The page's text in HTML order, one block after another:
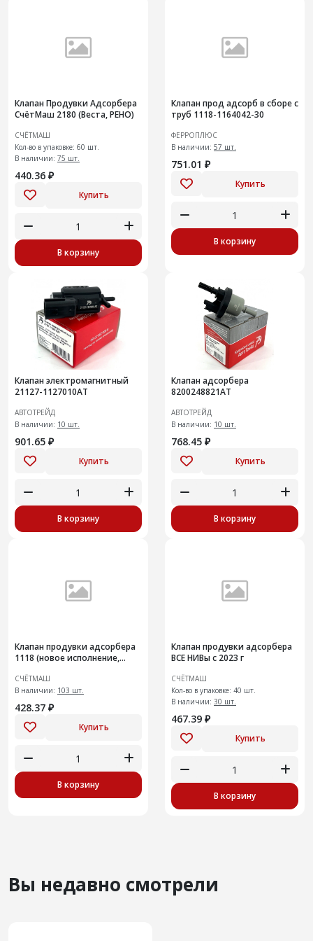
Клапан Продувки Адсорбера
СчётМаш 2180 (Веста, РЕНО)
СЧЁТМАШ
Кол-во в упаковке: 60 шт.
В наличии: 75 шт.
440.36 ₽
Купить
В корзину
Клапан прод адсорб в сборе с
труб 1118-1164042-30
ФЕРРОПЛЮС
В наличии: 57 шт.
751.01 ₽
Купить
В корзину
Клапан электромагнитный
21127-1127010АТ
АВТОТРЕЙД
В наличии: 10 шт.
901.65 ₽
Купить
В корзину
Клапан адсорбера
8200248821АТ
АВТОТРЕЙД
В наличии: 10 шт.
768.45 ₽
Купить
В корзину
Клапан продувки адсорбера
1118 (новое исполнение,
СЧЁТМАШ
В наличии: 103 шт.
428.37 ₽
Купить
В корзину
Клапан продувки адсорбера
ВСЕ НИВы с 2023 г
СЧЁТМАШ
Кол-во в упаковке: 40 шт.
В наличии: 30 шт.
467.39 ₽
Купить
В корзину
Вы недавно смотрели